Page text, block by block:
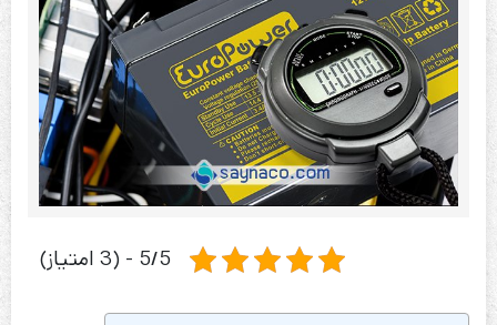
5/5 - (3 امتیاز)